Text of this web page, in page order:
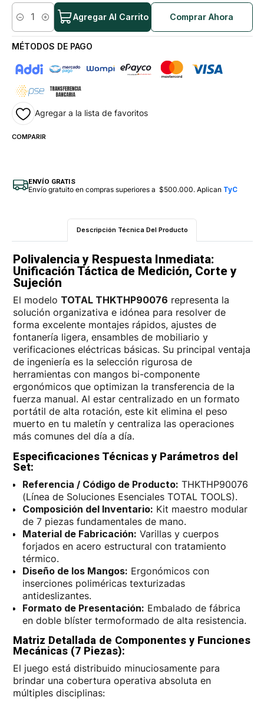
Cantidad
Agregar Al Carrito Comprar Ahora
MÉTODOS DE PAGO
Agregar a la lista de favoritos
COMPARIR
ENVÍO GRATIS
Envío gratuito en compras superiores a $500.000. Aplican TyC
Descripción Técnica Del Producto
Polivalencia y Respuesta Inmediata:
Unificación Táctica de Medición, Corte y
Sujeción
El modelo TOTAL THKTHP90076 representa la
solución organizativa e idónea para resolver de
forma excelente montajes rápidos, ajustes de
fontanería ligera, ensambles de mobiliario y
verificaciones eléctricas básicas. Su principal ventaja
de ingeniería es la selección rigurosa de
herramientas con mangos bi-componente
ergonómicos que optimizan la transferencia de la
fuerza manual. Al estar centralizado en un formato
portátil de alta rotación, este kit elimina el peso
muerto en tu maletín y centraliza las operaciones
más comunes del día a día.
Especificaciones Técnicas y Parámetros del
Set:
Referencia / Código de Producto: THKTHP90076
(Línea de Soluciones Esenciales TOTAL TOOLS).
Composición del Inventario: Kit maestro modular
de 7 piezas fundamentales de mano.
Material de Fabricación: Varillas y cuerpos
forjados en acero estructural con tratamiento
térmico.
Diseño de los Mangos: Ergonómicos con
inserciones poliméricas texturizadas
antideslizantes.
Formato de Presentación: Embalado de fábrica
en doble blíster termoformado de alta resistencia.
Matriz Detallada de Componentes y Funciones
Mecánicas (7 Piezas):
El juego está distribuido minuciosamente para
brindar una cobertura operativa absoluta en
múltiples disciplinas: